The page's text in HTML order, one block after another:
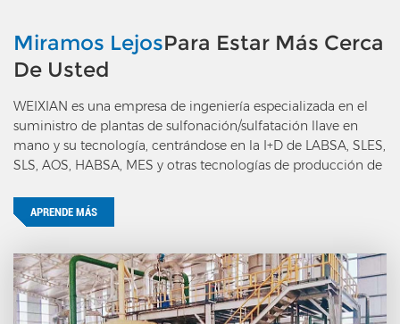
medidor de pH de Mettler
Toledo; transmisor de
YOKOGAWA, etc.,Los
eléctricos son marcas de
renombre internacional
como SIEMENS,
SCHNEIDER o ABB. Toda
forma totalmente
automática a un alto nivel.
Miramos LejosPara Estar Más Cerca
De Usted
WEIXIAN es una empresa de ingeniería especializada en el
suministro de plantas de sulfonación/sulfatación llave en
mano y su tecnología, centrándose en la I+D de LABSA, SLES,
SLS, AOS, HABSA, MES y otras tecnologías de producción de
APRENDE MÁS